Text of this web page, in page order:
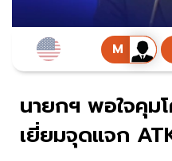
นายกฯ พอใจคุม
เยี่ยมจุดแจก